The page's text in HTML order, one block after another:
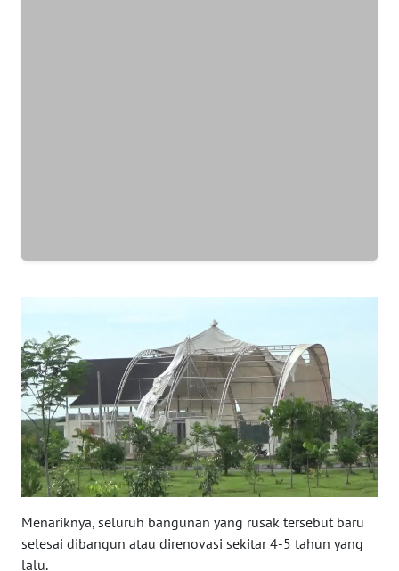
Menariknya, seluruh bangunan yang rusak tersebut baru
selesai dibangun atau direnovasi sekitar 4-5 tahun yang
lalu.
WN
PAPUA
BARAT
WN
RIAU
SERAMBI